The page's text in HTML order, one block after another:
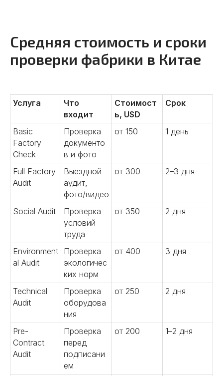
Средняя стоимость и сроки
проверки фабрики в Китае
Услуга
Что
входит
Стоимост
ь, USD
Срок
Basic
Factory
Check
Проверка
документо
в и фото
от 150 1 день
Full Factory
Audit
Выездной
аудит,
фото/видео
от 300 2–3 дня
Social Audit
Проверка
условий
труда
от 350 2 дня
Environment
al Audit
Проверка
экологичес
ких норм
от 400 3 дня
Technical
Audit
Проверка
оборудова
ния
от 250 2 дня
Pre-
Contract
Audit
Проверка
перед
подписани
ем
от 200 1–2 дня
Контроль качества на всех
Проводим проверку продукции,
инспекции производства.
Контролируем соответствие
стандартам и гарантируем
высокое качество.
Разрабатываем прототипы,
тестируем образцы,
контролируем выпуск серийной
продукции. Обеспечиваем
надежные поставки и лучшие
цены в Китае.
Подробнее